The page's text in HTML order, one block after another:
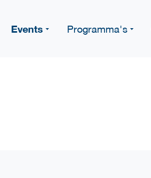
Events Programma's